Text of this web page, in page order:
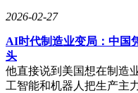
2026-02-27
AI时代制造业变局：中国
头
他直接说到美国想在制造
工智能和机器人把生产主